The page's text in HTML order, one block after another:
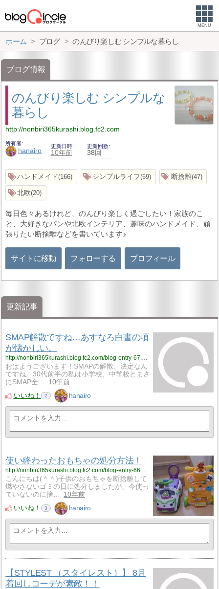
MENU
ホーム ブログ のんびり楽しむ シンプルな暮らし
ブログ情報
のんびり楽しむ シンプルな
暮らし
http://nonbiri365kurashi.blog.fc2.com
所有者
hanairo
更新日時
10年前
更新回数
38回
ハンドメイド 166 シンプルライフ 69 断捨離 47
北欧 20
毎日色々あるけれど、のんびり楽しく過ごしたい！家族のこ
と、大好きなパンや北欧インテリア、趣味のハンドメイド、頑
張りたい断捨離などを書いています♪
サイトに移動 フォローする プロフィール
更新記事
SMAP解散ですね…あすなろ白書の頃
が懐かしい。
おはようございます！SMAPの解散、決定なん
ですね。30代前半の私は小学校、中学校とまさ
にSMAP全…
10年前
いいね！
2 hanairo
使い終わったおもちゃの処分方法！
こんにちは(＾＾)子供のおもちゃを断捨離して
燃やさないゴミの日に処分しましたが、今使っ
ていないのに捨…
10年前
いいね！
3 hanairo
【STYLEST （スタイレスト）】 8月
着回しコーデが素敵！！